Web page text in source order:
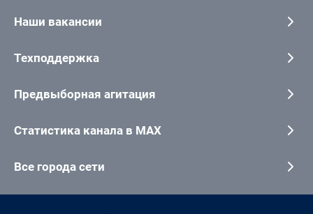
Наши вакансии
Техподдержка
Предвыборная агитация
Статистика канала в MAX
Все города сети